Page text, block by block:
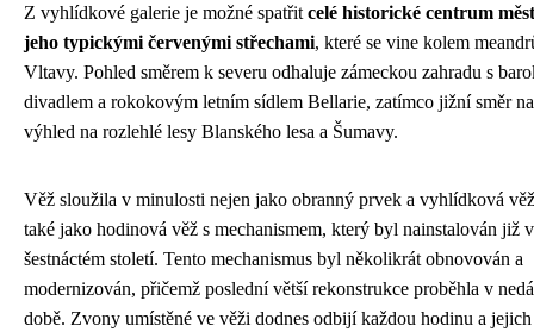
Z vyhlídkové galerie je možné spatřit celé historické centrum
jeho typickými červenými střechami, které se vine kolem
Vltavy. Pohled směrem k severu odhaluje zámeckou zahradu s
divadlem a rokokovým letním sídlem Bellarie, zatímco jižní směr
výhled na rozlehlé lesy Blanského lesa a Šumavy.
Věž sloužila v minulosti nejen jako obranný prvek a vyhlídková
také jako hodinová věž s mechanismem, který byl nainstalován již v
šestnáctém století. Tento mechanismus byl několikrát obnovován a
modernizován, přičemž poslední větší rekonstrukce proběhla v
době. Zvony umístěné ve věži dodnes odbijí každou hodinu a